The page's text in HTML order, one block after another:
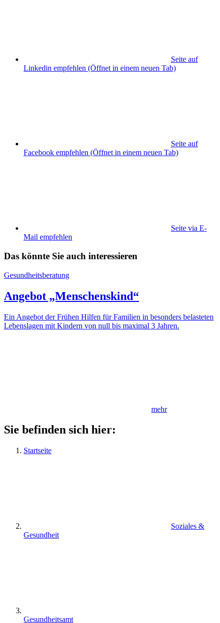
Seite auf
Linkedin empfehlen (Öffnet in einem neuen Tab)
Seite auf
Facebook empfehlen (Öffnet in einem neuen Tab)
Seite via E-
Mail empfehlen
Das könnte Sie auch interessieren
Gesundheitsberatung
Angebot „Menschenskind“
Ein Angebot der Frühen Hilfen für Familien in besonders belasteten
Lebenslagen mit Kindern von null bis maximal 3 Jahren.
mehr
Sie befinden sich hier:
Startseite
Soziales &
Gesundheit
Gesundheitsamt